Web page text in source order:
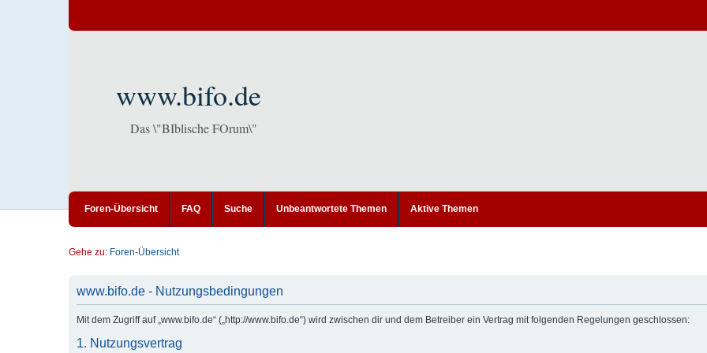
www.bifo.de
Das \"BIblische FOrum\"
Foren-Übersicht FAQ Suche Unbeantwortete Themen Aktive Themen
Gehe zu: Foren-Übersicht
www.bifo.de - Nutzungsbedingungen
Mit dem Zugriff auf „www.bifo.de“ („http://www.bifo.de“) wird zwischen dir und dem Betreiber ein Vertrag mit folgenden Regelungen geschlossen:
1. Nutzungsvertrag